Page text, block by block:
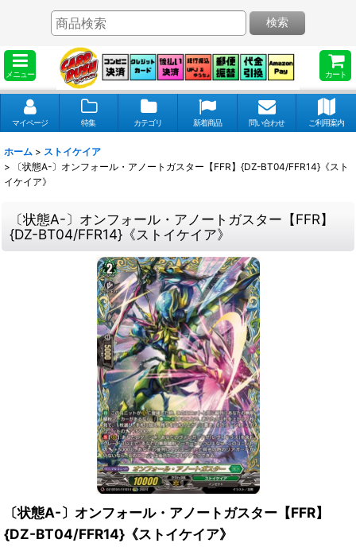
メニュー カート
検索
マイページ 特集 カテゴリ 新着商品 問い合わせ ご利用案内
ホーム > ストイケイア
>
〔状態A-〕オンフォール・アノートガスター【FFR】{DZ-BT04/FFR14}《スト
イケイア》
〔状態A-〕オンフォール・アノートガスター【FFR】
{DZ-BT04/FFR14}《ストイケイア》
〔状態A-〕オンフォール・アノートガスター【FFR】
{DZ-BT04/FFR14}《ストイケイア》